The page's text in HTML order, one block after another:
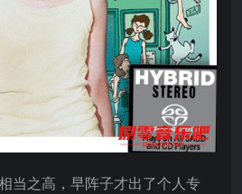
当之高，早阵子才出了个人专